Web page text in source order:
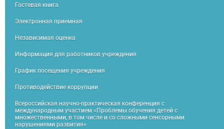
Гостевая книга
Электронная приемная
Независимая оценка
Информация для работников учреждения
График посещения учреждения
Противодействие коррупции
Всероссийская научно-практическая конференция с
международным участием «Проблемы обучения детей с
множественными, в том числе и со сложными сенсорными
нарушениями развития»